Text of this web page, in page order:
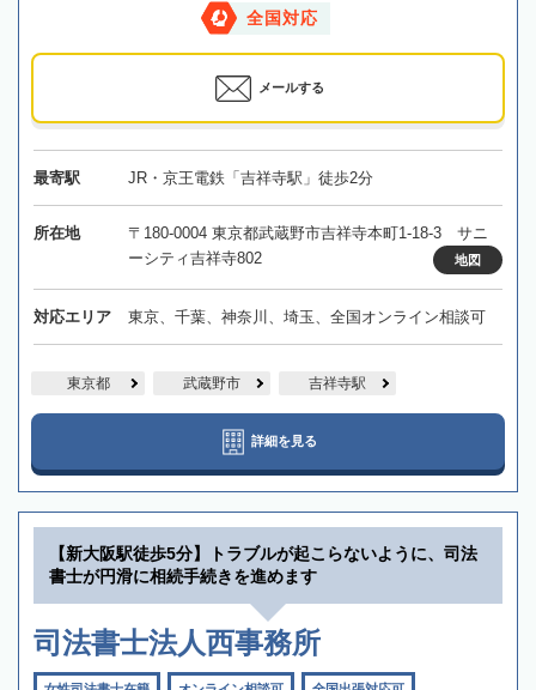
全国対応
メールする
最寄駅 JR・京王電鉄「吉祥寺駅」徒歩2分
所在地
〒180-0004 東京都武蔵野市吉祥寺本町1-18-3 サニ
ーシティ吉祥寺802
地図
対応エリア 東京、千葉、神奈川、埼玉、全国オンライン相談可
東京都 武蔵野市 吉祥寺駅
詳細を見る
【新大阪駅徒歩5分】トラブルが起こらないように、司法
書士が円滑に相続手続きを進めます
司法書士法人西事務所